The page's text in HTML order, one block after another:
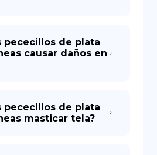
pececillos de plata
causar daños en
pececillos de plata
masticar tela?